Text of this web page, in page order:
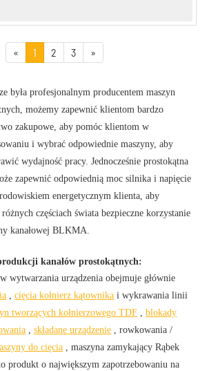
« 1 2 3 »
była profesjonalnym producentem maszyn
możemy zapewnić klientom bardzo
zakupowe, aby pomóc klientom w
i wybrać odpowiednie maszyny, aby
wydajność pracy. Jednocześnie prostokątna
zapewnić odpowiednią moc silnika i napięcie
energetycznym klienta, aby
częściach świata bezpieczne korzystanie
kanałowej BLKMA.
kanałów prostokątnych:
wytwarzania urządzenia obejmuje głównie
,cięcia kołnierz kątownika i wykrawania linii
tworzących kołnierzowego TDF ,blokady
,składane urządzenie , rowkowania /
do cięcia , maszyna zamykający Rąbek
produkt o największym zapotrzebowaniu na